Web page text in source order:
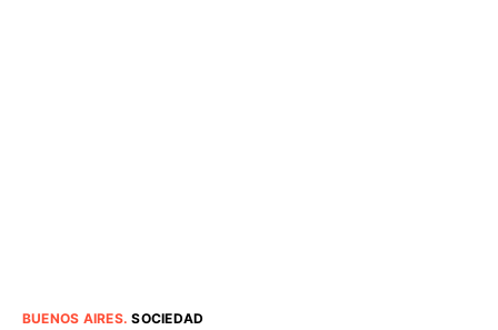
BUENOS AIRES.SOCIEDAD